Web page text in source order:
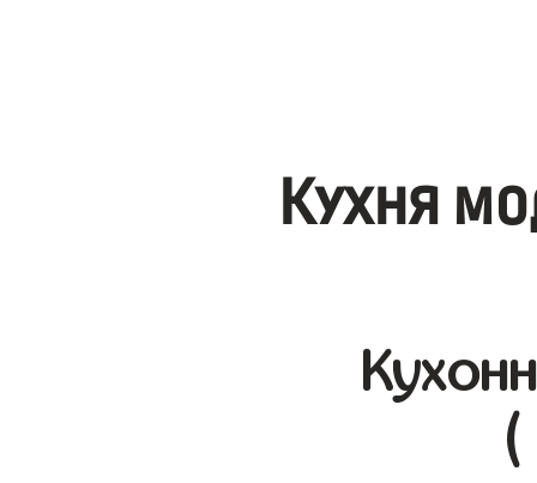
Кухня
(